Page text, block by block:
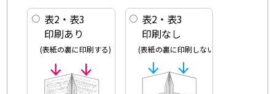
表2・表3
印刷あり
(表紙の裏に印刷する)
表2・表3
印刷なし
(表紙の裏に印刷しない)